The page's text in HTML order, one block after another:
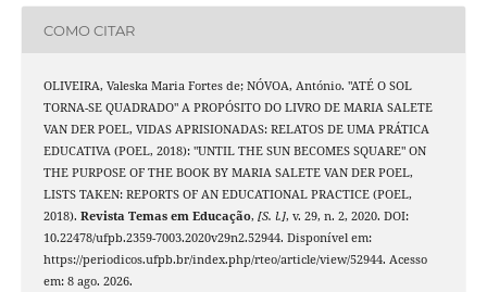
COMO CITAR
OLIVEIRA, Valeska Maria Fortes de; NÓVOA, António. "ATÉ O SOL
TORNA-SE QUADRADO" A PROPÓSITO DO LIVRO DE MARIA SALETE
VAN DER POEL, VIDAS APRISIONADAS: RELATOS DE UMA PRÁTICA
EDUCATIVA (POEL, 2018): "UNTIL THE SUN BECOMES SQUARE" ON
THE PURPOSE OF THE BOOK BY MARIA SALETE VAN DER POEL,
LISTS TAKEN: REPORTS OF AN EDUCATIONAL PRACTICE (POEL,
2018). Revista Temas em Educação, [S. l.], v. 29, n. 2, 2020. DOI:
10.22478/ufpb.2359-7003.2020v29n2.52944. Disponível em:
https://periodicos.ufpb.br/index.php/rteo/article/view/52944. Acesso
em: 8 ago. 2026.